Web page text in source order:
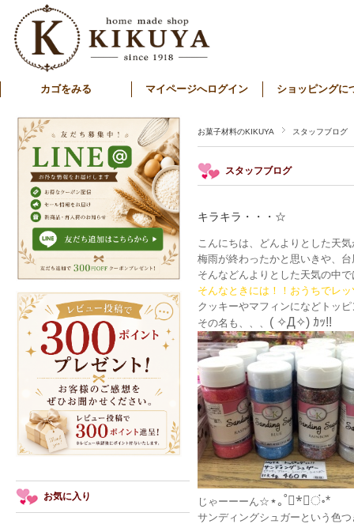
カゴをみる マイページへログイン ショッピングに
お菓子材料のKIKUYA スタッフブログ
スタッフブログ
キラキラ・・・☆
こんにちは、どんよりとした天
梅雨が終わったかと思いきや、
そんなどんよりとした天気の中
そんなときには！！おうちでレ
クッキーやマフィンになどトッ
その名も、、、 ( ✧Д✧) ｶｯ!!
じゃーーーん☆ ⋆｡˚*ْ✧ं॰*
サンディングシュガーという色
お気に入り